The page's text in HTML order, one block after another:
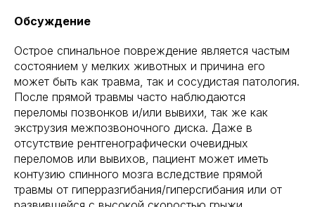
Обсуждение
Острое спинальное повреждение является частым
состоянием у мелких животных и причина его
может быть как травма, так и сосудистая патология.
После прямой травмы часто наблюдаются
переломы позвонков и/или вывихи, так же как
экструзия межпозвоночного диска. Даже в
отсутствие рентгенографически очевидных
переломов или вывихов, пациент может иметь
контузию спинного мозга вследствие прямой
травмы от гиперразгибания/гиперсгибания или от